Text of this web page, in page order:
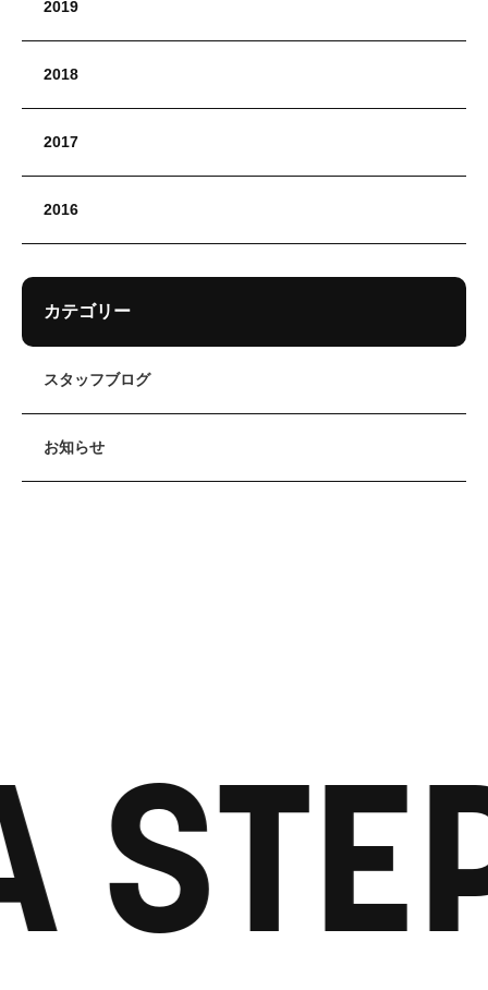
2019
2018
2017
2016
カテゴリー
スタッフブログ
お知らせ